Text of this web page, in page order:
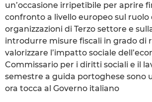
un’occasione irripetibile per aprire
confronto a livello europeo sul ruolo
organizzazioni di Terzo settore e
introdurre misure fiscali in grado di
valorizzare l’impatto sociale
Commissario per i diritti sociali e il
semestre a guida portoghese sono
ora tocca al Governo italiano